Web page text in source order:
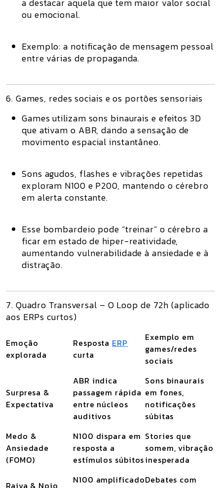
a destacar aquela que tem maior valor social
ou emocional.
Exemplo: a notificação de mensagem pessoal
entre várias de propaganda.
6. Games, redes sociais e os portões sensoriais
Games utilizam sons binaurais e efeitos 3D
que ativam o ABR, dando a sensação de
movimento espacial instantâneo.
Sons agudos, flashes e vibrações repetidas
exploram N100 e P200, mantendo o cérebro
em alerta constante.
Esse bombardeio pode “treinar” o cérebro a
ficar em estado de hiper-reatividade,
aumentando vulnerabilidade à ansiedade e à
distração.
7. Quadro Transversal – O Loop de 72h (aplicado
aos ERPs curtos)
Emoção
explorada
Resposta ERP
curta
Exemplo em
games/redes
sociais
Surpresa &
Expectativa
ABR indica
passagem rápida
entre núcleos
auditivos
Sons binaurais
em fones,
notificações
súbitas
Medo &
Ansiedade
(FOMO)
N100 dispara em
resposta a
estímulos súbitos
Stories que
somem, vibração
inesperada
Raiva & Nojo
N100 amplificadoDebates com